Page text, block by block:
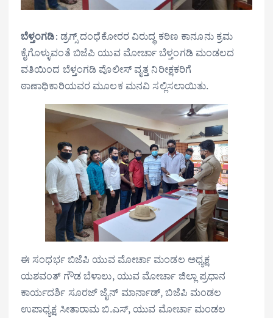
ಬೆಳ್ತಂಗಡಿ: ಡ್ರಗ್ಸ್ ದಂಧೆಕೋರರ ವಿರುದ್ಧ ಕಠಿಣ ಕಾನೂನು ಕ್ರಮ
ಕೈಗೊಳ್ಳುವಂತೆ ಬಿಜೆಪಿ ಯುವ ಮೋರ್ಚಾ ಬೆಳ್ತಂಗಡಿ ಮಂಡಲದ
ವತಿಯಿಂದ ಬೆಳ್ತಂಗಡಿ ಪೊಲೀಸ್ ವೃತ್ತ ನಿರೀಕ್ಷಕರಿಗೆ
ಠಾಣಾಧಿಕಾರಿಯವರ ಮೂಲಕ ಮನವಿ ಸಲ್ಲಿಸಲಾಯಿತು.
ಈ ಸಂಧರ್ಭ ಬಿಜೆಪಿ ಯುವ ಮೋರ್ಚಾ ಮಂಡಲ ಅಧ್ಯಕ್ಷ
ಯಶವಂತ್ ಗೌಡ ಬೆಳಾಲು, ಯುವ ಮೋರ್ಚಾ ಜಿಲ್ಲಾ ಪ್ರಧಾನ
ಕಾರ್ಯದರ್ಶಿ ಸೂರಜ್ ಜೈನ್ ಮಾರ್ನಾಡ್, ಬಿಜೆಪಿ ಮಂಡಲ
ಉಪಾಧ್ಯಕ್ಷ ಸೀತಾರಾಮ ಬಿ.ಎಸ್, ಯುವ ಮೋರ್ಚಾ ಮಂಡಲ